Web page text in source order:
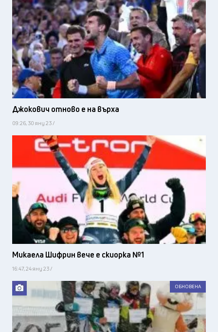
Джокович отново е на върха
09:26, 30 яну 23 /
Микаела Шифрин вече е скиорка №1
16:47, 24 яну 23 /
ОБНОВЕНА